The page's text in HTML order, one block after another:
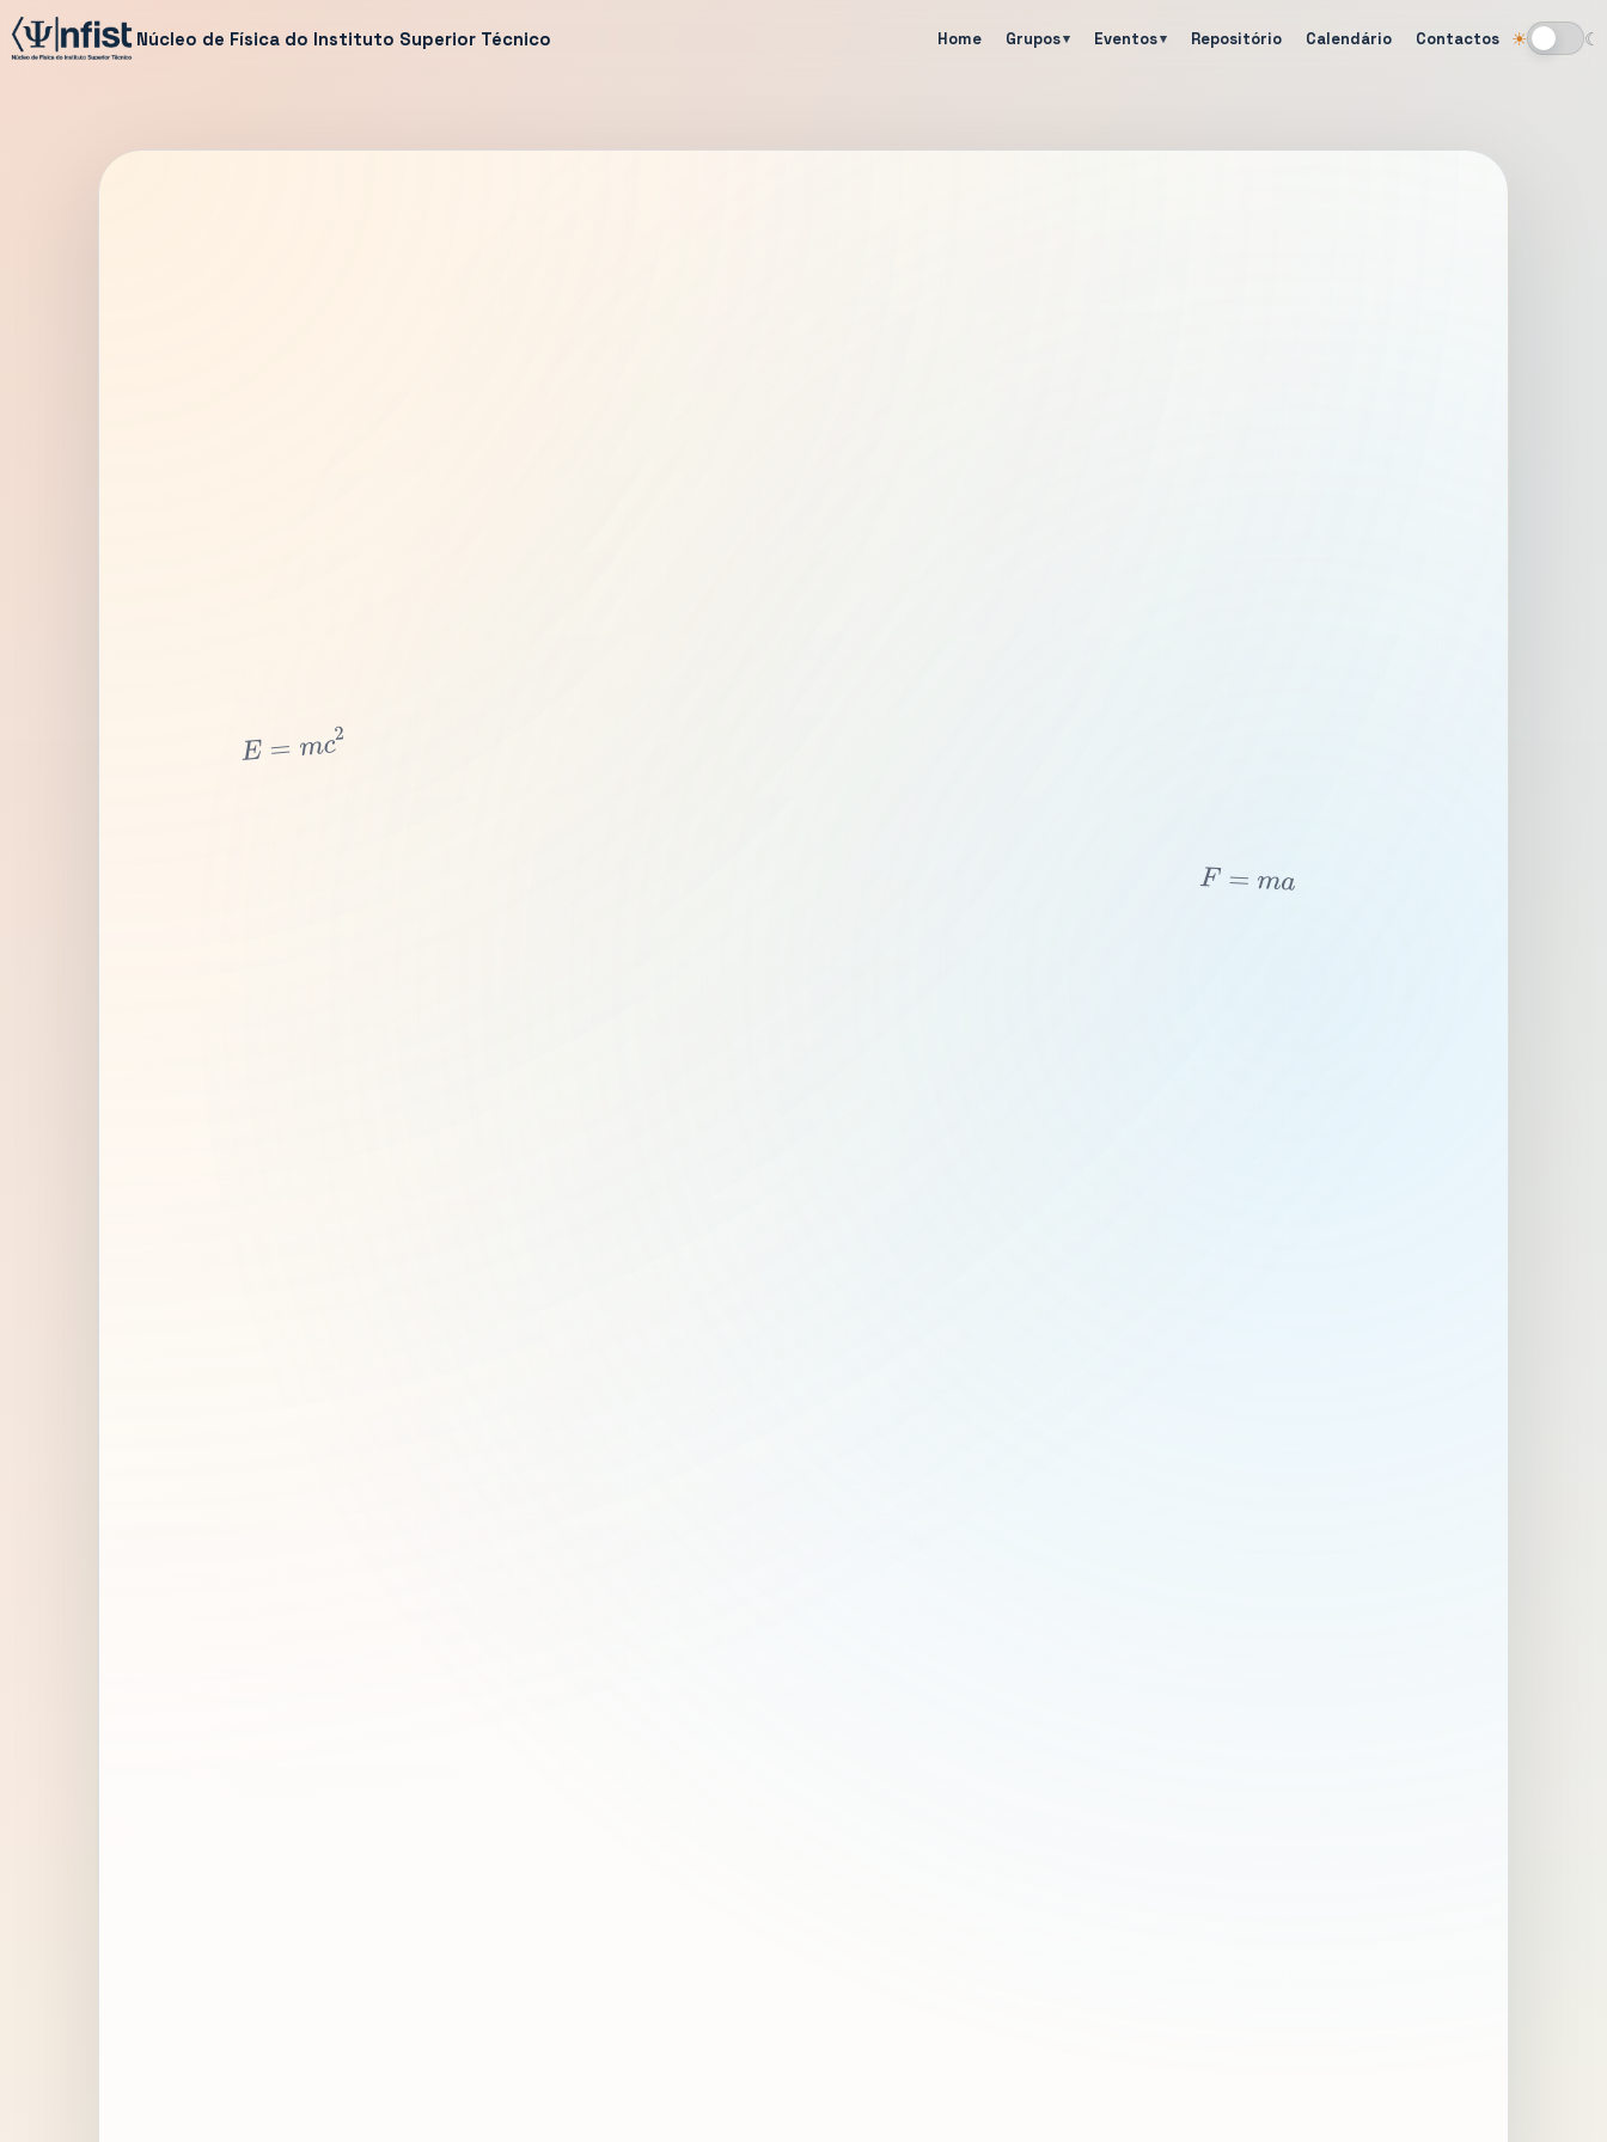
Núcleo de Física do Instituto Superior Técnico Home Grupos Eventos Repositório Calendário Contactos ☀ ☾
Alternar tema
E= 2
F =ma